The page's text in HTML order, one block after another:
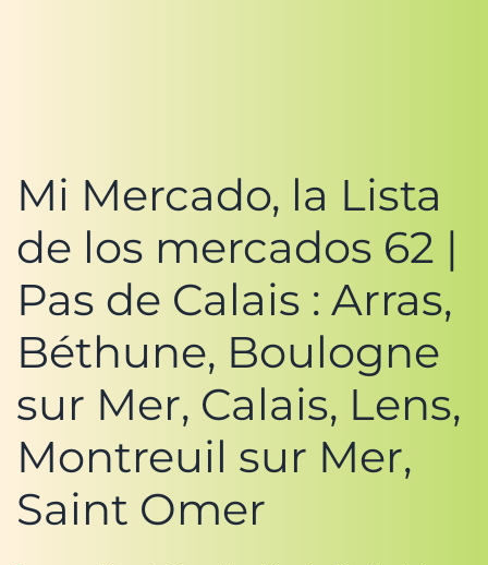
Mi Mercado, la Lista
de los mercados 62 |
Pas de Calais : Arras,
Béthune, Boulogne
sur Mer, Calais, Lens,
Montreuil sur Mer,
Saint Omer